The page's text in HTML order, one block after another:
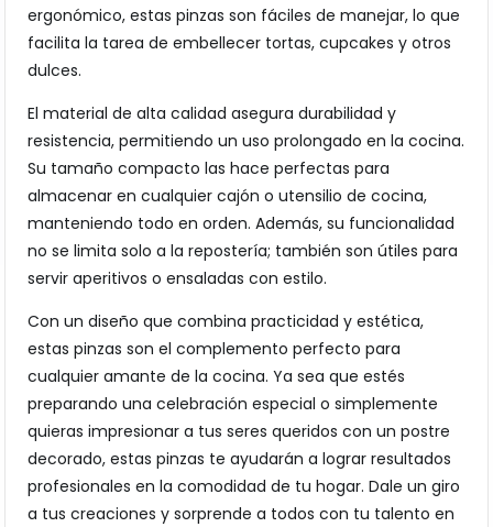
ergonómico, estas pinzas son fáciles de manejar, lo que
facilita la tarea de embellecer tortas, cupcakes y otros
dulces.
El material de alta calidad asegura durabilidad y
resistencia, permitiendo un uso prolongado en la cocina.
Su tamaño compacto las hace perfectas para
almacenar en cualquier cajón o utensilio de cocina,
manteniendo todo en orden. Además, su funcionalidad
no se limita solo a la repostería; también son útiles para
servir aperitivos o ensaladas con estilo.
Con un diseño que combina practicidad y estética,
estas pinzas son el complemento perfecto para
cualquier amante de la cocina. Ya sea que estés
preparando una celebración especial o simplemente
quieras impresionar a tus seres queridos con un postre
decorado, estas pinzas te ayudarán a lograr resultados
profesionales en la comodidad de tu hogar. Dale un giro
a tus creaciones y sorprende a todos con tu talento en